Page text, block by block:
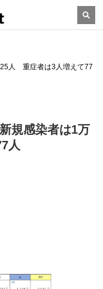
人 重症者は3人増えて77
規感染者は1万
人